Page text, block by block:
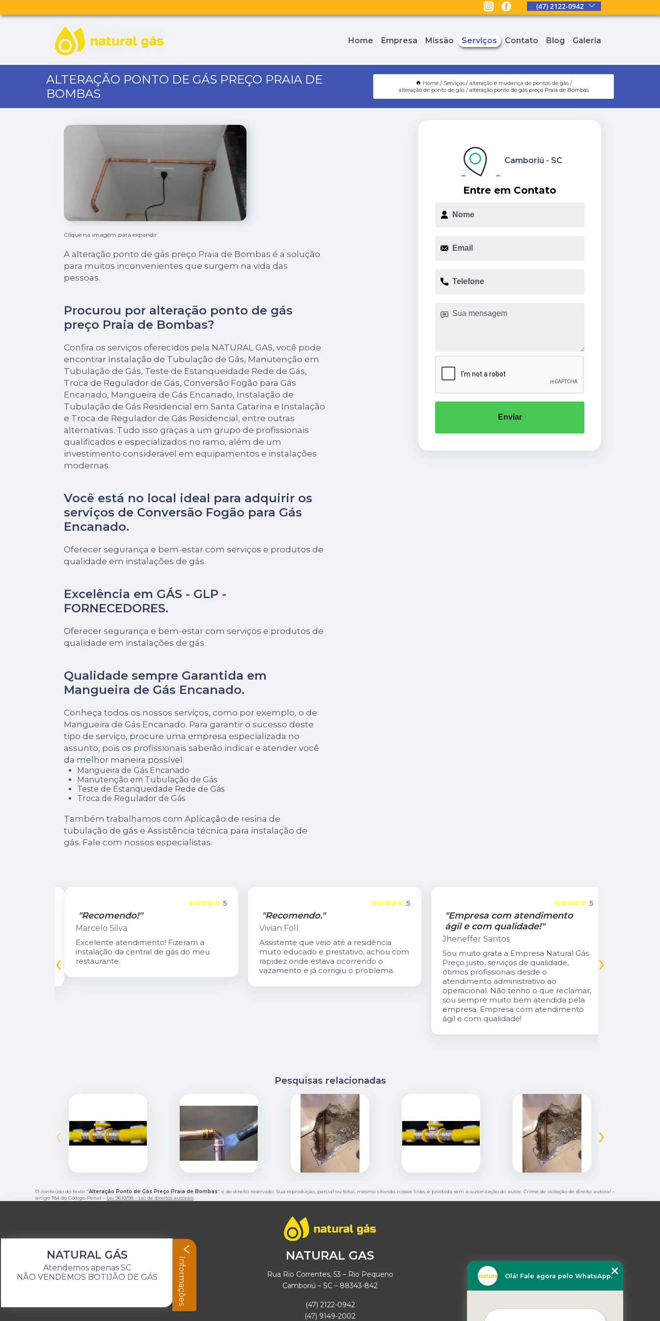
(47) 2122-0942
Home Empresa Missão Serviços Contato Blog Galeria
ALTERAÇÃO PONTO DE GÁS PREÇO PRAIA DE
BOMBAS
Home Serviços
alteração e mudança de pontos de gás
alteração de ponto de gás
alteração ponto de gás preço Praia de Bombas
Clique na imagem para expandir
A alteração ponto de gás preço Praia de Bombas é a solução
para muitos inconvenientes que surgem na vida das
pessoas.
Procurou por alteração ponto de gás
preço Praia de Bombas?
Confira os serviços oferecidos pela NATURAL GAS, você pode
encontrar Instalação de Tubulação de Gás, Manutenção em
Tubulação de Gás, Teste de Estanqueidade Rede de Gás,
Troca de Regulador de Gás, Conversão Fogão para Gás
Encanado, Mangueira de Gás Encanado, Instalação de
Tubulação de Gás Residencial em Santa Catarina e Instalação
e Troca de Regulador de Gás Residencial, entre outras
alternativas. Tudo isso graças a um grupo de profissionais
qualificados e especializados no ramo, além de um
investimento considerável em equipamentos e instalações
modernas.
Você está no local ideal para adquirir os
serviços de Conversão Fogão para Gás
Encanado.
Oferecer segurança e bem-estar com serviços e produtos de
qualidade em instalações de gás.
Excelência em GÁS - GLP -
FORNECEDORES.
Oferecer segurança e bem-estar com serviços e produtos de
qualidade em instalações de gás.
Qualidade sempre Garantida em
Mangueira de Gás Encanado.
Conheça todos os nossos serviços, como por exemplo, o de
Mangueira de Gás Encanado. Para garantir o sucesso deste
tipo de serviço, procure uma empresa especializada no
assunto, pois os profissionais saberão indicar e atender você
da melhor maneira possível.
Mangueira de Gás Encanado
Manutenção em Tubulação de Gás
Teste de Estanqueidade Rede de Gás
Troca de Regulador de Gás
Também trabalhamos com Aplicação de resina de
tubulação de gás e Assistência técnica para instalação de
gás. Fale com nossos especialistas.
Entre em Contato
Camboriú - SC
Enviar
5
☆☆☆☆☆
"Recomendo!"
Marcelo Silva
Excelente atendimento! Fizeram a
instalação da central de gás do meu
restaurante.
5
☆☆☆☆☆
"Recomendo."
Vivian Foll
Assistente que veio até a residência
muito educado e prestativo, achou com
rapidez onde estava ocorrendo o
vazamento e já corrigiu o problema.
5
☆☆☆☆☆
"Empresa com atendimento
ágil e com qualidade!"
Jheneffer Santos
Sou muito grata a Empresa Natural Gás.
Preço justo, serviços de qualidade,
ótimos profissionais desde o
atendimento administrativo ao
operacional. Não tenho o que reclamar,
sou sempre muito bem atendida pela
empresa. Empresa com atendimento
ágil e com qualidade!
‹ ›
Pesquisas relacionadas
‹ ›
O conteúdo do texto "Alteração Ponto de Gás Preço Praia de Bombas" é de direito reservado. Sua reprodução, parcial ou total, mesmo citando nossos links, é proibida sem a autorização do autor. Crime de violação de direito autoral –
artigo 184 do Código Penal – Lei 9610/98 - Lei de direitos autorais.
NATURAL GAS
Rua Rio Correntes, 53 – Rio Pequeno
Camboriú – SC – 88343-842
(47) 2122-0942
(47) 9149-2002
Olá! Fale agora pelo WhatsApp.
NATURAL GÁS
Atendemos apenas SC
NÃO VENDEMOS BOTIJÃO DE GÁS
Informações